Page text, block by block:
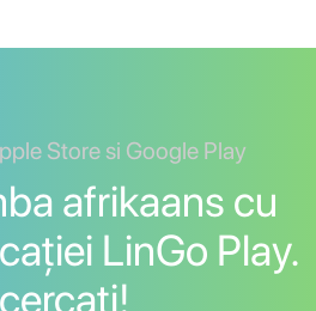
Store si Google Play
afrikaans cu
LinGo Play.